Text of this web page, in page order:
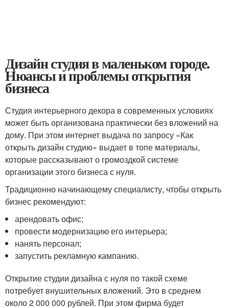
Дизайн студия в маленьком городе.
Нюансы и проблемы открытия
бизнеса
Студия интерьерного декора в современных условиях
может быть организована практически без вложений на
дому. При этом интернет выдача по запросу «Как
открыть дизайн студию» выдает в топе материалы,
которые рассказывают о громоздкой системе
организации этого бизнеса с нуля.
Традиционно начинающему специалисту, чтобы открыть
бизнес рекомендуют:
арендовать офис;
провести модернизацию его интерьера;
нанять персонал;
запустить рекламную кампанию.
Открытие студии дизайна с нуля по такой схеме
потребует внушительных вложений. Это в среднем
около 2 000 000 рублей. При этом фирма будет